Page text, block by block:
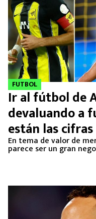
FUTBOL
Ir al fútbol de
devaluando a
están las
En tema de valor de
parece ser un gran